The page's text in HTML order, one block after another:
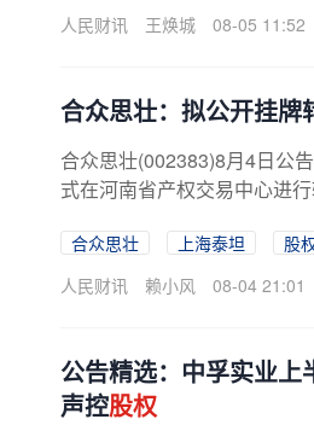
人民财讯
王焕城 08-05 11:52
合众思壮：拟公开挂牌
合众思壮(002383)8月4日公
式在河南省产权交易中心进
合众思壮 上海泰坦
股
人民财讯
赖小风 08-04 21:01
公告精选：中孚实业
声控股权